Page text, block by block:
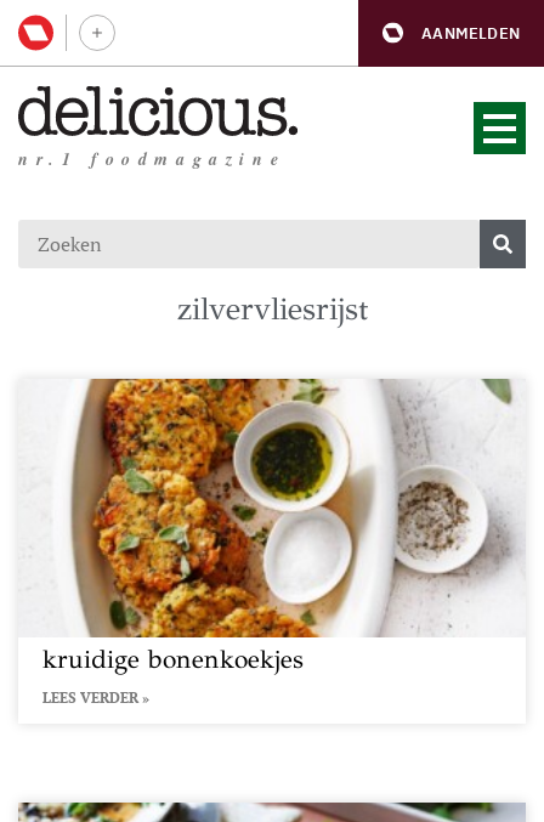
AANMELDEN
nr.1 foodmagazine
zilvervliesrijst
kruidige bonenkoekjes
LEES VERDER »